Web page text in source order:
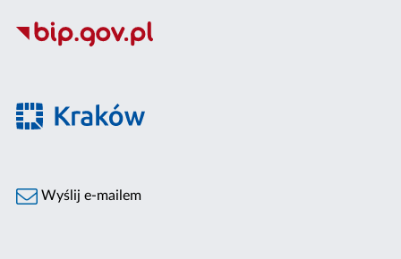
Wyślij e-mailem